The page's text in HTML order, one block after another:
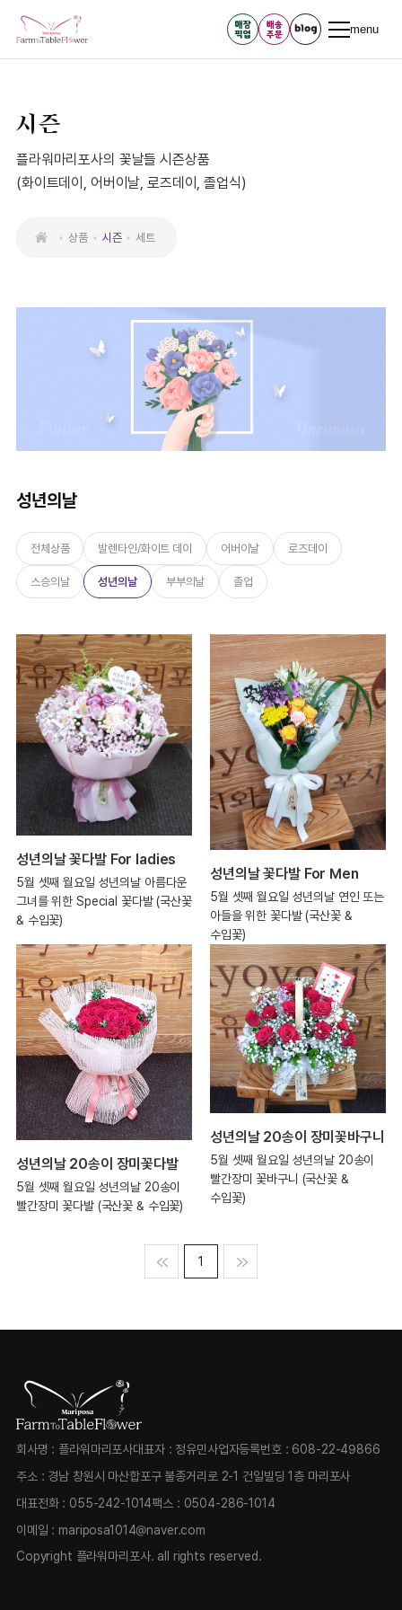
menu
시즌
플라워마리포사의 꽃날들 시즌상품
(화이트데이, 어버이날, 로즈데이, 졸업식)
상품 시즌 세트
성년의날
전체상품 발렌타인/화이트 데이 어버이날 로즈데이
스승의날 성년의날 부부의날 졸업
성년의날 꽃다발 For ladies
5월 셋째 월요일 성년의날 아름다운
그녀를 위한 Special 꽃다발 (국산꽃
& 수입꽃)
성년의날 꽃다발 For Men
5월 셋째 월요일 성년의날 연인 또는
아들을 위한 꽃다발 (국산꽃 &
수입꽃)
성년의날 20송이 장미꽃다발
5월 셋째 월요일 성년의날 20송이
빨간장미 꽃다발 (국산꽃 & 수입꽃)
성년의날 20송이 장미꽃바구니
5월 셋째 월요일 성년의날 20송이
빨간장미 꽃바구니 (국산꽃 &
수입꽃)
맨처음
1
회사명 : 플라워마리포사대표자 : 정유민사업자등록번호 : 608-22-49866
주소 : 경남 창원시 마산합포구 불종거리로 2-1 건일빌딩 1층 마리포사
대표전화 : 055-242-1014팩스 : 0504-286-1014
이메일 : mariposa1014@naver.com
Copyright 플라워마리포사. all rights reserved.